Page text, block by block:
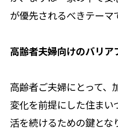
が優先されるべきテーマ
高齢者夫婦向けのバリア
高齢者ご夫婦にとって、
変化を前提にした住ま
活を続けるための鍵とな